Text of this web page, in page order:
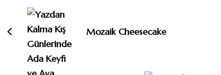
dolaşımı
Mozaik Cheesecake